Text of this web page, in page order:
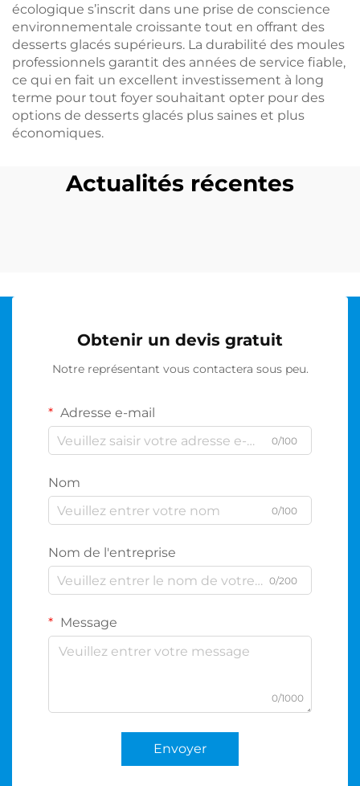
écologique s’inscrit dans une prise de conscience
environnementale croissante tout en offrant des
desserts glacés supérieurs. La durabilité des moules
professionnels garantit des années de service fiable,
ce qui en fait un excellent investissement à long
terme pour tout foyer souhaitant opter pour des
options de desserts glacés plus saines et plus
économiques.
Actualités récentes
Obtenir un devis gratuit
Notre représentant vous contactera sous peu.
Adresse e-mail
0/100
Nom
0/100
Nom de l'entreprise
0/200
Message
0/1000
Envoyer